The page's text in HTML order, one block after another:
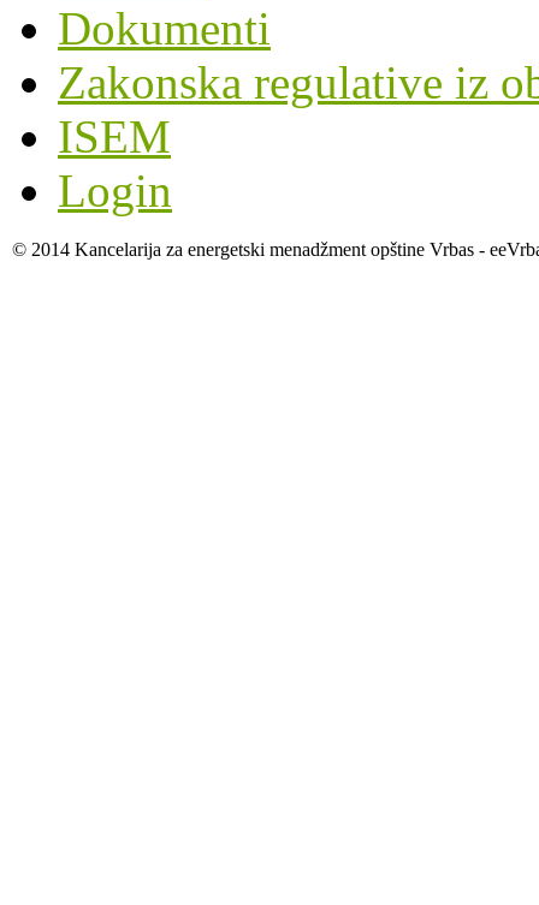
Dokumenti
Zakonska regulative iz
ISEM
Login
© 2014 Kancelarija za energetski menadžment opštine Vrbas -